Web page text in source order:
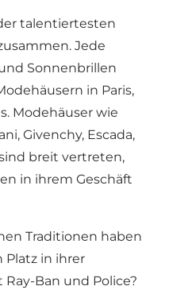
talentiertesten
Jede
Sonnenbrillen
in Paris,
Modehäuser wie
Givenchy, Escada,
breit vertreten,
in ihrem Geschäft
Traditionen haben
Platz in ihrer
Ban und Police?